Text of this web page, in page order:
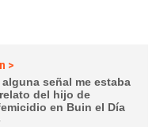
>
señal me estaba
del hijo de
en Buin el Día